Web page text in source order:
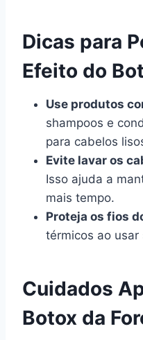
Dicas para
Efeito do
Use produtos
shampoos e
para cabelos
Evite lavar os
Isso ajuda a
mais tempo.
Proteja os fios
térmicos ao usar
Cuidados
Botox da